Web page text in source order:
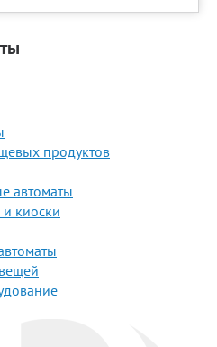
продуктов
автоматы
киоски